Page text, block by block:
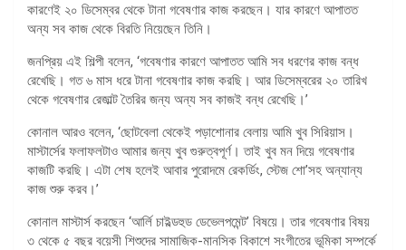
কারণেই ২০ ডিসেম্বর থেকে টানা গবেষণার কাজ করছেন। যার কারণে আপাতত
অন্য সব কাজ থেকে বিরতি নিয়েছেন তিনি।
জনপ্রিয় এই শিল্পী বলেন, ‘গবেষণার কারণে আপাতত আমি সব ধরণের কাজ বন্ধ
রেখেছি। গত ৬ মাস ধরে টানা গবেষণার কাজ করছি। আর ডিসেম্বরের ২০ তারিখ
থেকে গবেষণার রেজাল্ট তৈরির জন্য অন্য সব কাজই বন্ধ রেখেছি।’
কোনাল আরও বলেন, ‘ছোটবেলা থেকেই পড়াশোনার বেলায় আমি খুব সিরিয়াস।
মাস্টার্সের ফলাফলটাও আমার জন্য খুব গুরুত্বপূর্ণ। তাই খুব মন দিয়ে গবেষণার
কাজটি করছি। এটা শেষ হলেই আবার পুরোদমে রেকর্ডিং, স্টেজ শো’সহ অন্যান্য
কাজ শুরু করব।’
কোনাল মাস্টার্স করছেন ‘আর্লি চাইল্ডহুড ডেভেলপমেন্ট’ বিষয়ে। তার গবেষণার বিষয়
৩ থেকে ৫ বছর বয়েসী শিশুদের সামাজিক-মানসিক বিকাশে সংগীতের ভূমিকা সম্পর্কে